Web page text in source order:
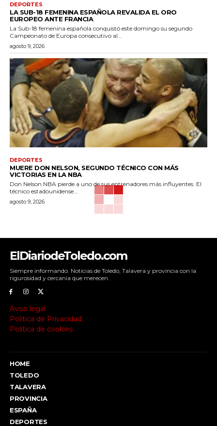
DEPORTES
LA SUB-18 FEMENINA ESPAÑOLA REVALIDA EL ORO
EUROPEO ANTE FRANCIA
La Sub-18 femenina española conquistó este domingo su segundo
Campeonato de Europa consecutivo al...
agosto 9, 2026
DEPORTES
MUERE DON NELSON, SEGUNDO TÉCNICO CON MÁS
VICTORIAS EN LA NBA
Don Nelson NBA pierde a uno de sus entrenadores más influyentes. El
técnico estadounidense...
agosto 9, 2026
ElDiariodeToledo.com
Siempre informando. Noticias de Toledo, Talavera y provincia con la
rigurosidad y cercanía que merecen.
Aviso legal
Política de Privacidad
Política de cookies
HOME
TOLEDO
TALAVERA
PROVINCIA
ESPAÑA
DEPORTES